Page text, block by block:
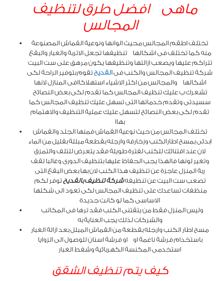
ماهى افضل طرق لتنظيف
المجالس
تختلف اطقم المجالس محيث الوانها ونوعية القماش المصنوعة
منه كما تختلف فى اشكالها تنظيفها تجعل الاتربة والغبار والبقع
تتراكم عليها ويصعب ازالتها وتنظيفها يكون مرهق على ست البيت
شركة تنظيف المجالس والكنب فىالقديحتقوم بتوفير الراحة لكى
اشكالها والمجالس من اكثر الاشياء استهلاكاافى المنازل لانها
تشعرك ب عليك تنظيف المجالس كما تقدم لكى بعض النصائح
سسيدتى وتقدم خدماتها التى تسهل عليك تنظيف المجالس كما
تقدم لكى بعض النصائح لتسهل عليك عملية التنظيف والاهتمام
بهاا
تختلف المجالس من حيث نوعية القماش فمنها الجلد والقماش
ابدئى بمسح اطارالكنب وزخارفه وارجله بقطعة مبللة بقليل من الماء
لان عند اقتنائك للكنب لفترة طويلة فقد يتعرض للتلف والتمزق
وتغير لونها فالهذا يجب الحفاظ عليها بتنظيف الدورى وغالبا تقف
ربة المنزل عاجزة عن تنظيف هذا الكنب لان بها بعض البقع التى
تصعب ست البيت عن تنظيفهشركة تنظيف بالقديحتوفر لكم
منظفات تساعدك على تنظيف المجالس لكى تعود الى شكلها
الاساسى كما لو كانت جديدة
والشركات لذلك يجب العناية به
مسح اطار الكنب وارجله بقطعة من القماش المبلل بعد ازالة الغبار
باستخدام فرشة ناعمة او او فرشة اسنان للوصول الى الزوايا
استخدمى المكنسة الكهربائية وشفط الغبار
كيف يتم تنظيف الشقق